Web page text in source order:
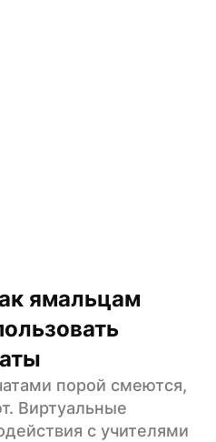
ямальцам
порой смеются,
Виртуальные
с учителями